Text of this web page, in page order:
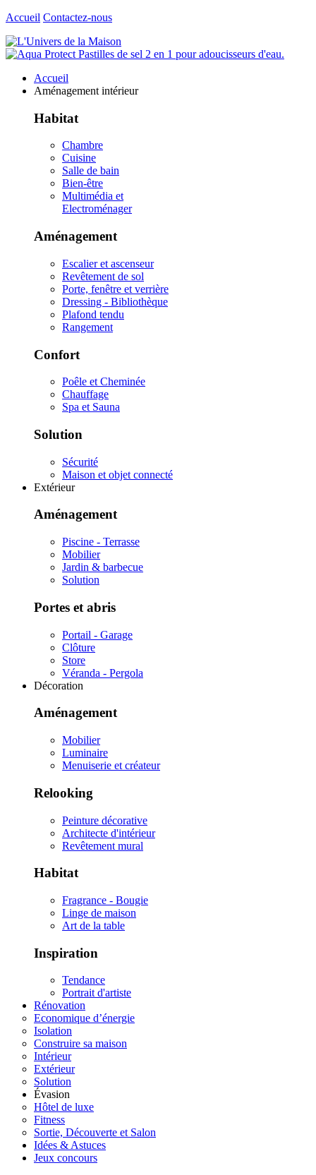
Accueil Contactez-nous
Accueil
Aménagement intérieur
Habitat
Chambre
Cuisine
Salle de bain
Bien-être
Multimédia et
Electroménager
Aménagement
Escalier et ascenseur
Revêtement de sol
Porte, fenêtre et verrière
Dressing - Bibliothèque
Plafond tendu
Rangement
Confort
Poêle et Cheminée
Chauffage
Spa et Sauna
Solution
Sécurité
Maison et objet connecté
Extérieur
Aménagement
Piscine - Terrasse
Mobilier
Jardin & barbecue
Solution
Portes et abris
Portail - Garage
Clôture
Store
Véranda - Pergola
Décoration
Aménagement
Mobilier
Luminaire
Menuiserie et créateur
Relooking
Peinture décorative
Architecte d'intérieur
Revêtement mural
Habitat
Fragrance - Bougie
Linge de maison
Art de la table
Inspiration
Tendance
Portrait d'artiste
Rénovation
Economique d’énergie
Isolation
Construire sa maison
Intérieur
Extérieur
Solution
Évasion
Hôtel de luxe
Fitness
Sortie, Découverte et Salon
Idées & Astuces
Jeux concours